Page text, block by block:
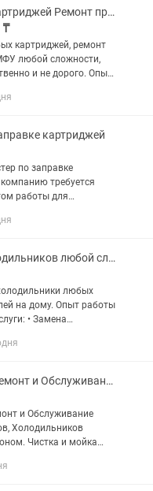
Заправка картриджей Ремонт принтеров
₸
картриджей, ремонт
любой сложности,
и не дорого. Опыт
картриджей
по заправке
работы для
выезд по заявкам —
Ремонт холодильников любой сложности
любых
на дому. Опыт работы
хладагента •
Заправка, Ремонт и Обслуживание Кондиционеров и Холодильников
и Обслуживание
Холодильников
Чистка и мойка
фреона. Замена